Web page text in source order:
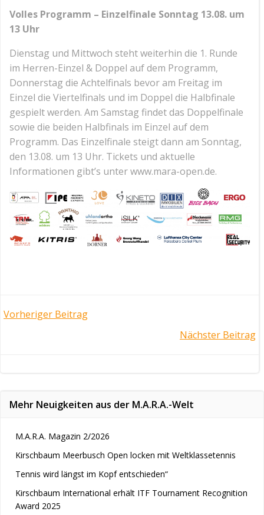
Volles Programm – Einzelfinale Sonntag 13.08. um
13 Uhr
Dienstag und Mittwoch steht weiterhin die 1. Runde
im Herren-Einzel & Doppel auf dem Programm,
Donnerstag die Achtelfinals bevor am Freitag im
Einzel die Viertelfinals und im Doppel die Halbfinale
gespielt werden. Am Samstag findet das Doppelfinale
sowie die beiden Halbfinals im Einzel auf dem
Programm. Das Einzelfinale steigt dann am Sonntag,
den 13.08. um 13 Uhr. Tickets und aktuelle
Informationen gibt’s unter www.mara-open.de.
Post
Vorheriger Beitrag
Nächster Beitrag
Mehr Neuigkeiten aus der M.A.R.A.-Welt
M.A.R.A. Magazin 2/2026
Kirschbaum Meerbusch Open locken mit Weltklassetennis
Tennis wird längst im Kopf entschieden“
Kirschbaum International erhält ITF Tournament Recognition
Award 2025